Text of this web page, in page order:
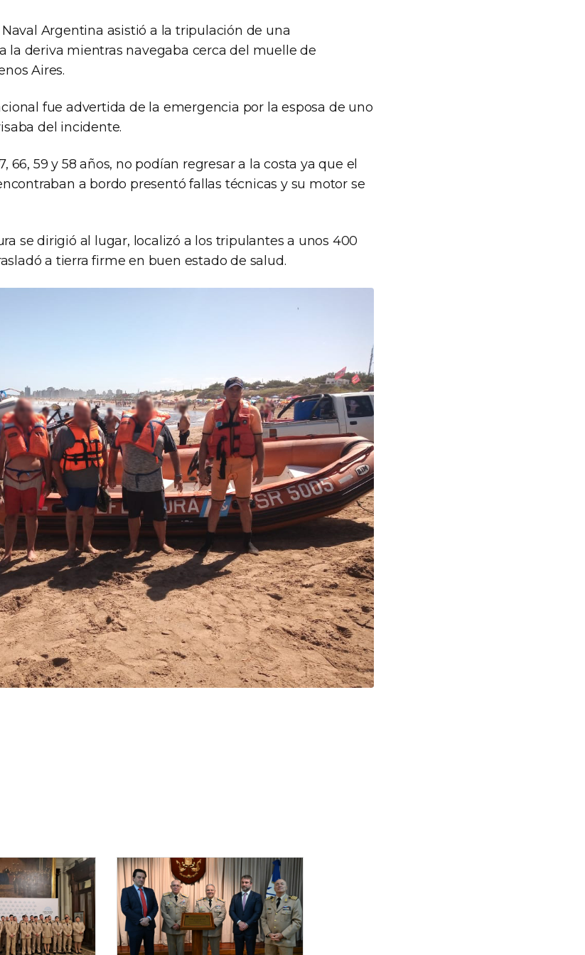
Argentina asistió a la tripulación de una
la deriva mientras navegaba cerca del muelle de
Aires.
fue advertida de la emergencia por la esposa de uno
del incidente.
66, 59 y 58 años, no podían regresar a la costa ya que el
a bordo presentó fallas técnicas y su motor se
se dirigió al lugar, localizó a los tripulantes a unos 400
a tierra firme en buen estado de salud.